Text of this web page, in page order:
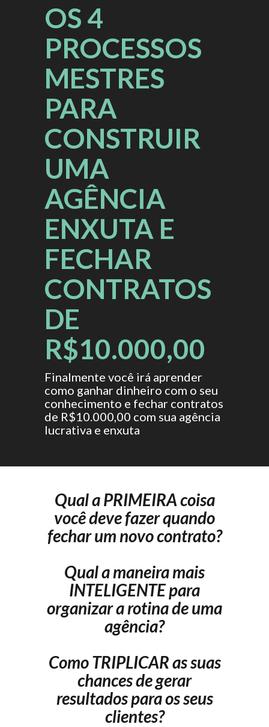
OS 4
PROCESSOS
MESTRES
PARA
CONSTRUIR
UMA
AGÊNCIA
ENXUTA E
FECHAR
CONTRATOS
DE
R$10.000,00
Finalmente você irá aprender
como ganhar dinheiro com o seu
conhecimento e fechar contratos
de R$10.000,00 com sua agência
lucrativa e enxuta
Qual a PRIMEIRA coisa
você deve fazer quando
fechar um novo contrato?
Qual a maneira mais
INTELIGENTE para
organizar a rotina de uma
agência?
Como TRIPLICAR as suas
chances de gerar
resultados para os seus
clientes?